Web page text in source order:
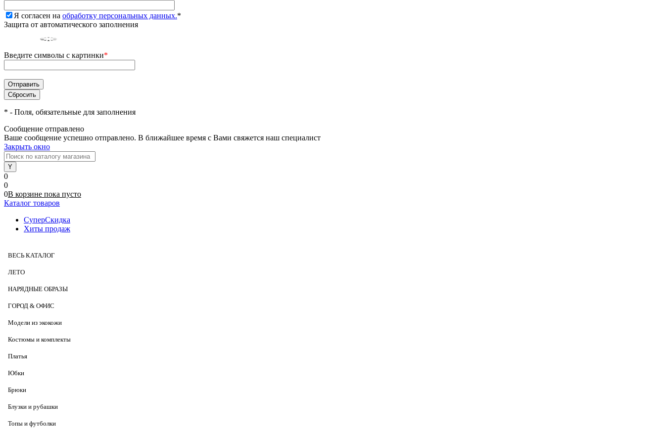
Я согласен на обработку персональных данных.*
Защита от автоматического заполнения
Введите символы с картинки*
* - Поля, обязательные для заполнения
Сообщение отправлено
Ваше сообщение успешно отправлено. В ближайшее время с Вами свяжется наш специалист
Закрыть окно
0
0
0В корзине пока пусто
Каталог товаров
СуперСкидка
Хиты продаж
ВЕСЬ КАТАЛОГ
ЛЕТО
НАРЯДНЫЕ ОБРАЗЫ
ГОРОД & ОФИС
Модели из экокожи
Костюмы и комплекты
Платья
Юбки
Брюки
Блузки и рубашки
Топы и футболки